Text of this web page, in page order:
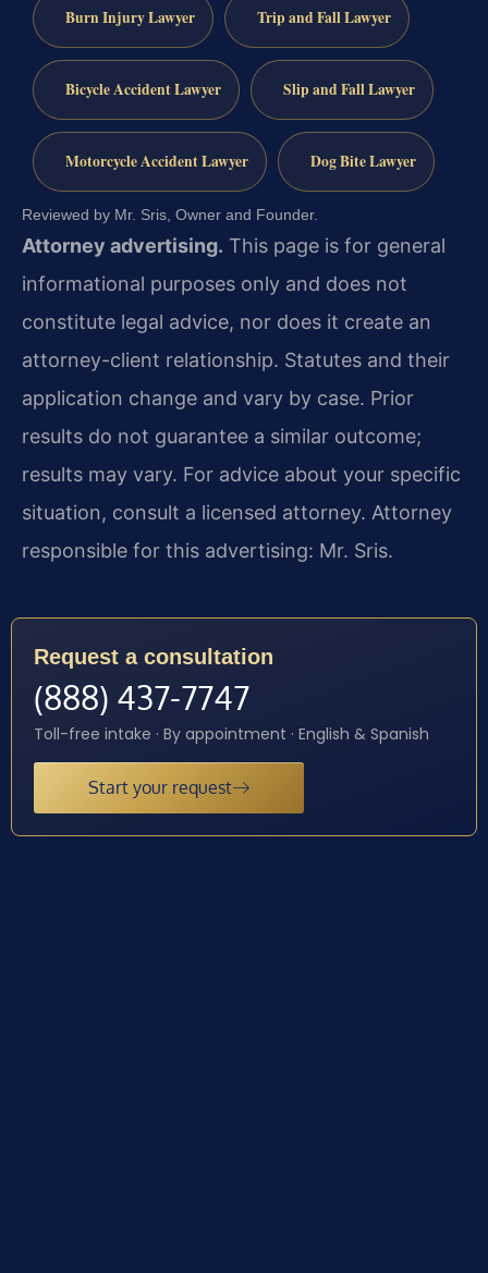
Burn Injury Lawyer Trip and Fall Lawyer
Bicycle Accident Lawyer Slip and Fall Lawyer
Motorcycle Accident Lawyer Dog Bite Lawyer
Reviewed by Mr. Sris, Owner and Founder.
Attorney advertising. This page is for general
informational purposes only and does not
constitute legal advice, nor does it create an
attorney-client relationship. Statutes and their
application change and vary by case. Prior
results do not guarantee a similar outcome;
results may vary. For advice about your specific
situation, consult a licensed attorney. Attorney
responsible for this advertising: Mr. Sris.
Request a consultation
(888) 437-7747
Toll-free intake · By appointment · English & Spanish
Start your request